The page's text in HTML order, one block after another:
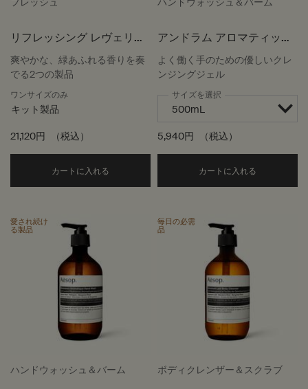
リフレッシング レヴェリー
ズ
爽やかな、緑あふれる香りを奏
でる2つの製品
ワンサイズのみ
キット製品
21,120円 （税込）
カートに入れる Add the リフレッシング レヴェリーズ to cart
アンドラム アロマティック
ハンドウォッシュ
よく働く手のための優しいクレ
ンジングジェル
サイズを選択
5,940円 （税込）
カートに入れる
愛され続け
る製品
ハンドウォッシュ＆バーム
毎日の必需
品
ボディクレンザー＆スクラブ